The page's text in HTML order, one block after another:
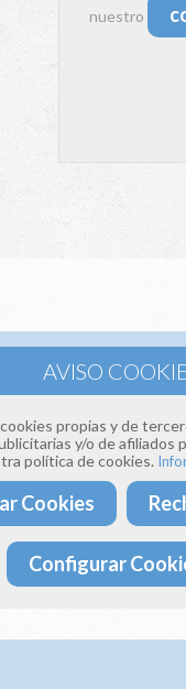
nuestro
Acondicionado con
a los teléfonos:
electrónico a:
haciéndonos llegar
propias y de
y/o de afiliados
política de cookies.
Cookies
Configurar